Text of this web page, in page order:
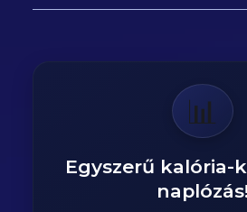
📊
Egyszerű kalória-
naplózás!